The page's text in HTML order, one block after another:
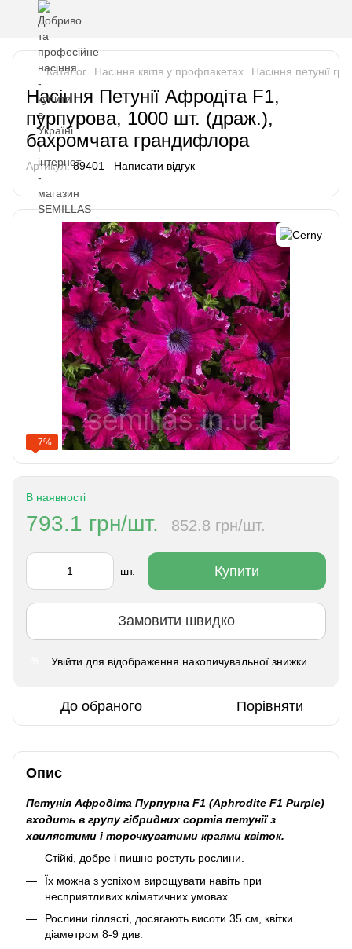
Каталог Насіння квітів у профпакетах Насіння петунії
Насіння Петунії Афродіта F1,
пурпурова, 1000 шт. (драж.),
бахромчата грандифлора
Артикул:89401 Написати відгук
−7%
В наявності
793.1 грн/шт. 852.8 грн/шт.
шт. Купити
Замовити швидко
Увійти для відображення накопичувальної знижки
До обраного Порівняти
Опис
Петунія Афродіта Пурпурна F1 (Aphrodite F1 Purple)
входить в групу гібридних сортів петунії з
хвилястими і торочкуватими краями квіток.
Стійкі, добре і пишно ростуть рослини.
Їх можна з успіхом вирощувати навіть при
несприятливих кліматичних умовах.
Рослини гіллясті, досягають висоти 35 см, квітки
діаметром 8-9 див.